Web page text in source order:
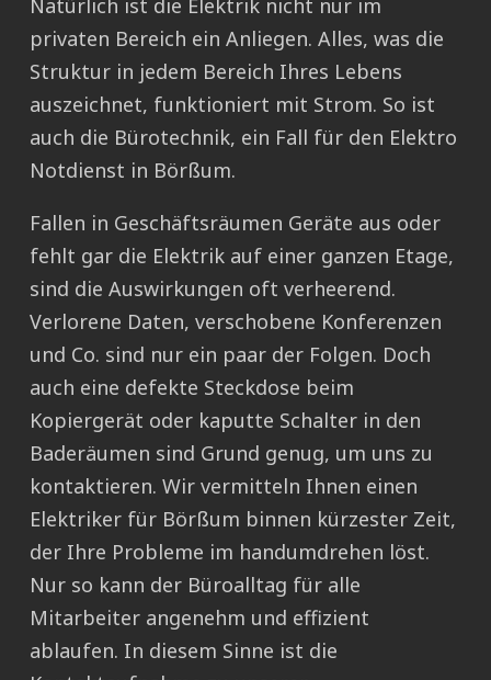
Natürlich ist die Elektrik nicht nur im
privaten Bereich ein Anliegen. Alles, was die
Struktur in jedem Bereich Ihres Lebens
auszeichnet, funktioniert mit Strom. So ist
auch die Bürotechnik, ein Fall für den Elektro
Notdienst in Börßum.
Fallen in Geschäftsräumen Geräte aus oder
fehlt gar die Elektrik auf einer ganzen Etage,
sind die Auswirkungen oft verheerend.
Verlorene Daten, verschobene Konferenzen
und Co. sind nur ein paar der Folgen. Doch
auch eine defekte Steckdose beim
Kopiergerät oder kaputte Schalter in den
Baderäumen sind Grund genug, um uns zu
kontaktieren. Wir vermitteln Ihnen einen
Elektriker für Börßum binnen kürzester Zeit,
der Ihre Probleme im handumdrehen löst.
Nur so kann der Büroalltag für alle
Mitarbeiter angenehm und effizient
ablaufen. In diesem Sinne ist die